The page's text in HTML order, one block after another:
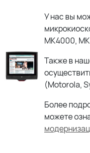
У нас вы
MK4000,
Также в
(Motorola,
Более
можете